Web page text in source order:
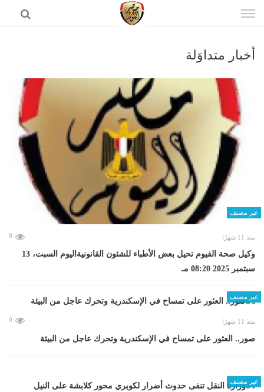
الى
أخبار متداوَلة
غير مصنف
منذ 11 شهرًا 0
وكيل صحة الفيوم تحيل بعض الأطباء للشئون القانونيةاليوم السبت، 13
سبتمبر 2025 08:20 مـ
غير مصنف
منذ 11 شهرًا 0
صور.. العثور على تمساح في الإسكندرية وتحرك عاجل من البيئة
غير مصنف